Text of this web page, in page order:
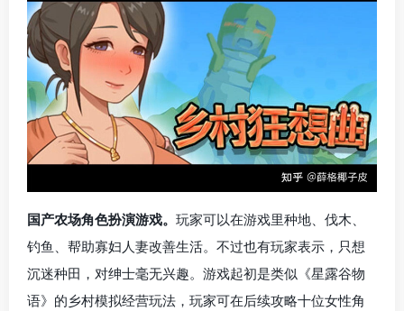
国产农场角色扮演游戏。 玩家可以在游戏里种地、伐木、
钓鱼、帮助寡妇人妻改善生活。不过也有玩家表示，只想
沉迷种田，对绅士毫无兴趣。游戏起初是类似《星露谷物
语》的乡村模拟经营玩法，玩家可在后续攻略十位女性角